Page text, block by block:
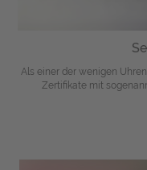
Als einer der wenigen
Zertifikate mit